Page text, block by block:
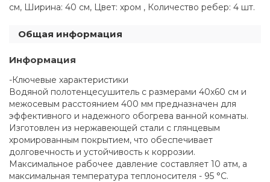
см, Ширина: 40 см, Цвет: хром , Количество ребер: 4 шт.
Общая информация
Информация
-Ключевые характеристики
Водяной полотенцесушитель с размерами 40x60 см и
межосевым расстоянием 400 мм предназначен для
эффективного и надежного обогрева ванной комнаты.
Изготовлен из нержавеющей стали с глянцевым
хромированным покрытием, что обеспечивает
долговечность и устойчивость к коррозии.
Максимальное рабочее давление составляет 10 атм, а
максимальная температура теплоносителя - 95 °С.